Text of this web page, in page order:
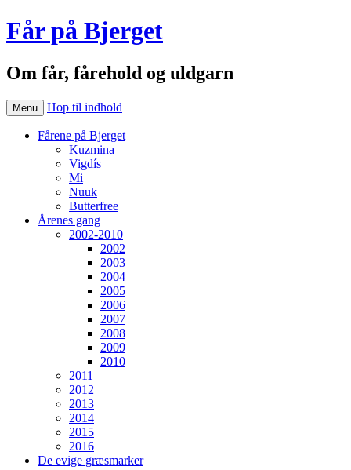
Får på Bjerget
Om får, fårehold og uldgarn
Menu Hop til indhold
Fårene på Bjerget
Kuzmina
Vigdís
Mi
Nuuk
Butterfree
Årenes gang
2002-2010
2002
2003
2004
2005
2006
2007
2008
2009
2010
2011
2012
2013
2014
2015
2016
De evige græsmarker